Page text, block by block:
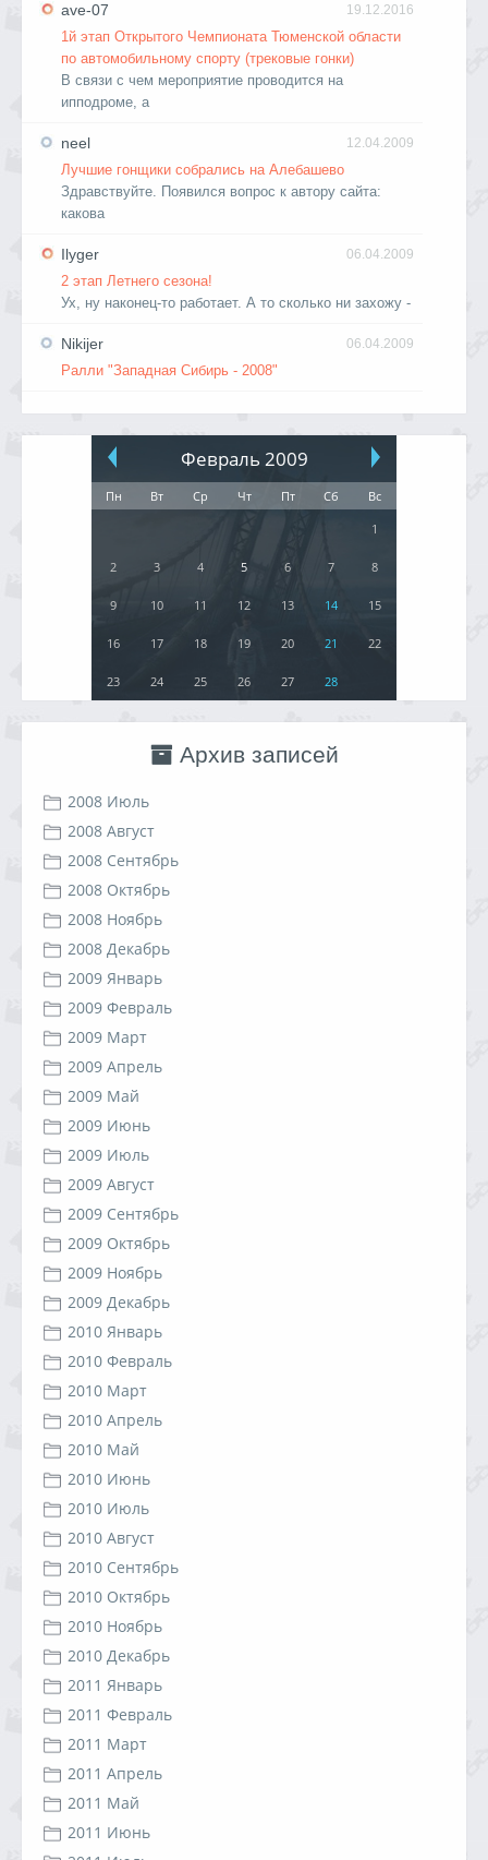
19.12.2016
ave-07
1й этап Открытого Чемпионата Тюменской области
по автомобильному спорту (трековые гонки)
В связи с чем мероприятие проводится на
ипподроме, а
12.04.2009
neel
Лучшие гонщики собрались на Алебашево
Здравствуйте. Появился вопрос к автору сайта:
какова
06.04.2009
Ilyger
2 этап Летнего сезона!
Ух, ну наконец-то работает. А то сколько ни захожу -
06.04.2009
Nikijer
Ралли "Западная Сибирь - 2008"
Февраль 2009
Пн Вт Ср Чт Пт Сб
Вс
1
2 3 4 5 6 7 8
9 10 11 12 13 14 15
16 17 18 19 20 21 22
23 24 25 26 27 28
Архив записей
2008 Июль
2008 Август
2008 Сентябрь
2008 Октябрь
2008 Ноябрь
2008 Декабрь
2009 Январь
2009 Февраль
2009 Март
2009 Апрель
2009 Май
2009 Июнь
2009 Июль
2009 Август
2009 Сентябрь
2009 Октябрь
2009 Ноябрь
2009 Декабрь
2010 Январь
2010 Февраль
2010 Март
2010 Апрель
2010 Май
2010 Июнь
2010 Июль
2010 Август
2010 Сентябрь
2010 Октябрь
2010 Ноябрь
2010 Декабрь
2011 Январь
2011 Февраль
2011 Март
2011 Апрель
2011 Май
2011 Июнь